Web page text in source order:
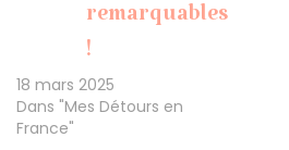
remarquables
!
18 mars 2025
Dans "Mes Détours en
France"